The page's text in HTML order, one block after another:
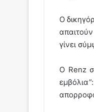
Ο
γίνει
Ο Renz